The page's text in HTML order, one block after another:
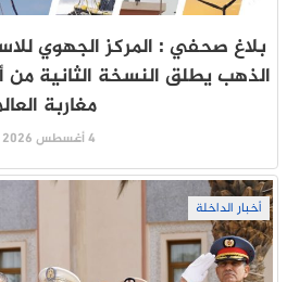
بلاغ صحفي : المركز الجهوي
الذهب يطلق النسخة الثانية من
مغاربة
4 أغسطس 2026
أخبار الداخلة